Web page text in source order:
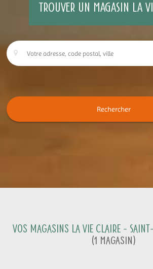
TROUVER UN MAGASIN LA
Rechercher
Vos magasins La Vie Claire -
(1 Magasin)